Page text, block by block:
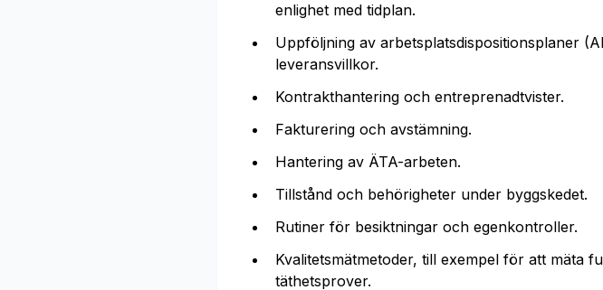
enlighet med tidplan.
Uppföljning av arbetsplatsdispositionsplaner
leveransvillkor.
Kontrakthantering och entreprenadtvister.
Fakturering och avstämning.
Hantering av ÄTA-arbeten.
Tillstånd och behörigheter under byggskedet.
Rutiner för besiktningar och egenkontroller.
Kvalitetsmätmetoder, till exempel för att mäta
täthetsprover.